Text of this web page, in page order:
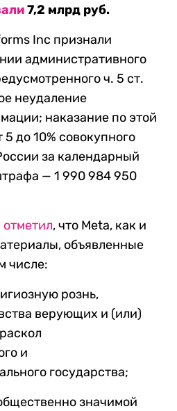
7,2 млрд руб.
Inc признали
административного
ч. 5 ст.
неудаление
наказание по этой
5 до 10% совокупного
за календарный
— 1 990 984 950
отметил, что Meta, как и
объявленные
числе:
рознь,
верующих и (или)
и
государства;
значимой